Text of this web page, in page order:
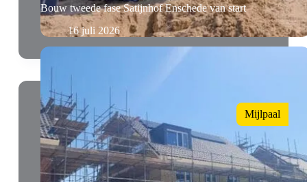
Bouw tweede fase Satijnhof Enschede van start
16 juli 2026
Mijlpaal